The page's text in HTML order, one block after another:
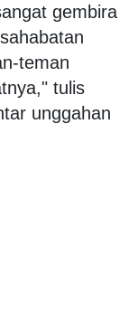
gembira
teman
tulis
unggahan